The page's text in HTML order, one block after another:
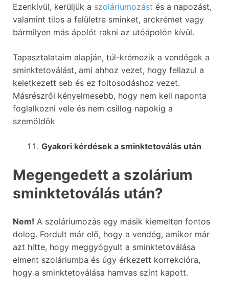
Ezenkívül, kerüljük a szoláriumozást és a napozást,
valamint tilos a felületre sminket, arckrémet vagy
bármilyen más ápolót rakni az utóápolón kívül.
Tapasztalataim alapján, túl-krémezik a vendégek a
sminktetoválást, ami ahhoz vezet, hogy fellazul a
keletkezett seb és ez foltosodáshoz vezet.
Másrészről kényelmesebb, hogy nem kell naponta
foglalkozni vele és nem csillog napokig a
szemöldök
Gyakori kérdések a sminktetoválás után
Megengedett a szolárium
sminktetoválás után?
Nem! A szoláriumozás egy másik kiemelten fontos
dolog. Fordult már elő, hogy a vendég, amikor már
azt hitte, hogy meggyógyult a sminktetoválása
elment szoláriumba és úgy érkezett korrekcióra,
hogy a sminktetoválása hamvas színt kapott.